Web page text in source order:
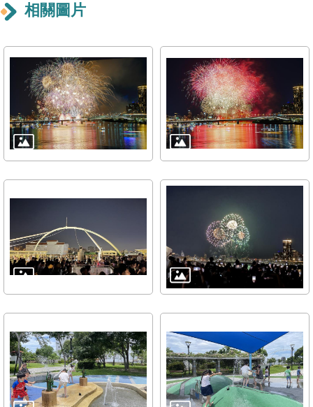
北
站
資
料
放
宣
隱
私
訊
安
全
政
策
相關圖片